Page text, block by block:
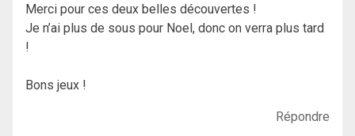
Merci pour ces deux belles découvertes !
Je n’ai plus de sous pour Noel, donc on verra plus tard
!
Bons jeux !
Répondre